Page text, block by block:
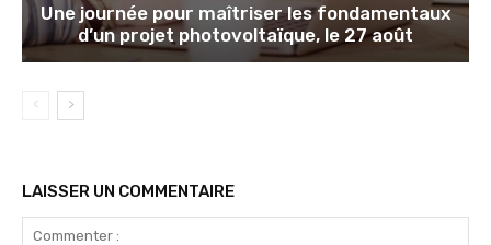
Une journée pour maîtriser les fondamentaux
d’un projet photovoltaïque, le 27 août
LAISSER UN COMMENTAIRE